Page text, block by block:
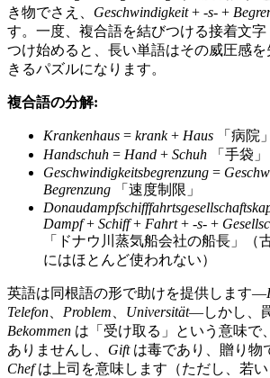
き物でさえ、 Geschwindigkeit+ ‑s‑ +
す。一度、複合語を結びつける接着文字
つけ始めると、長い単語はその威圧感
きるパズルになります。
複合語の分解:
Krankenhaus = krank+ Haus 「病院」
Handschuh = Hand + Schuh 「手袋」
Geschwindigkeitsbegrenzung =
Begrenzung 「速度制限」
Dampf+ Schiff+ Fahrt+ ‑s‑ +
「ドナウ川蒸気船会社の船長」（
にはほとんど使われない）
英語は同根語の形で助けを提供します—
Telefon、 Problem、 Universität—しかし、
Bekommen は「受け取る」という意味で
ありませんし、 Giftは毒であり、贈り物
Chefは上司を意味します（ただし、若い